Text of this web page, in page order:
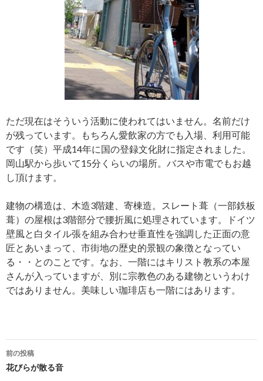
ただ現在はそういう活動に使われてはいません。名前だけ
が残っています。もちろん愛飲家の方でも入場、利用可能
です（笑）平成14年に国の登録文化財に指定されました。
岡山駅から歩いて15分くらいの場所。バスや市電でもお越
し頂けます。
建物の構造は、木造3階建、寄棟造。スレート葺（一部鉄板
葺）の屋根は3階部分で腰折風に処理されています。ドイツ
壁風と白タイル張を組み合わせ垂直性を強調した正面の意
匠とあいまって、市街地の歴史的景観の象徴となってい
る・・とのことです。なお、一階にはキリスト教系の本屋
さんが入っていますが、別に宗教色のある建物というわけ
ではありません。美味しい珈琲店も一階にはあります。
投
前の投稿
花びらが散る音